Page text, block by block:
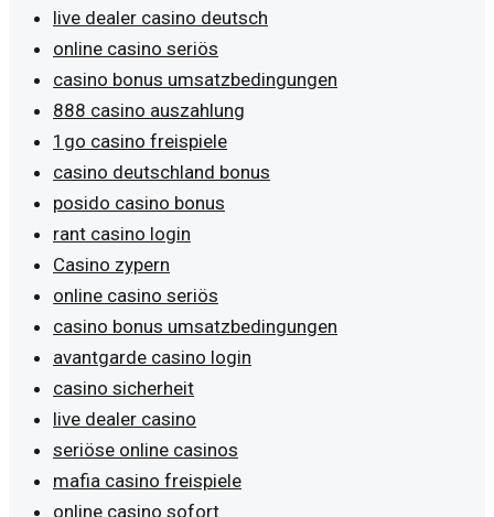
live dealer casino deutsch
online casino seriös
casino bonus umsatzbedingungen
888 casino auszahlung
1go casino freispiele
casino deutschland bonus
posido casino bonus
rant casino login
Casino zypern
online casino seriös
casino bonus umsatzbedingungen
avantgarde casino login
casino sicherheit
live dealer casino
seriöse online casinos
mafia casino freispiele
online casino sofort